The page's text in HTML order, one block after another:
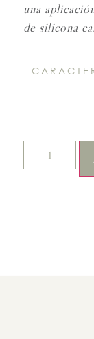
una
de silicona